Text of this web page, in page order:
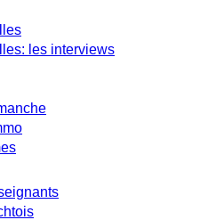
les interviews